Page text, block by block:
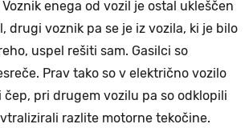
enega od vozil je ostal ukleščen
drugi voznik pa se je iz vozila, ki je bilo
uspel rešiti sam. Gasilci so
Prav tako so v električno vozilo
pri drugem vozilu pa so odklopili
razlite motorne tekočine.